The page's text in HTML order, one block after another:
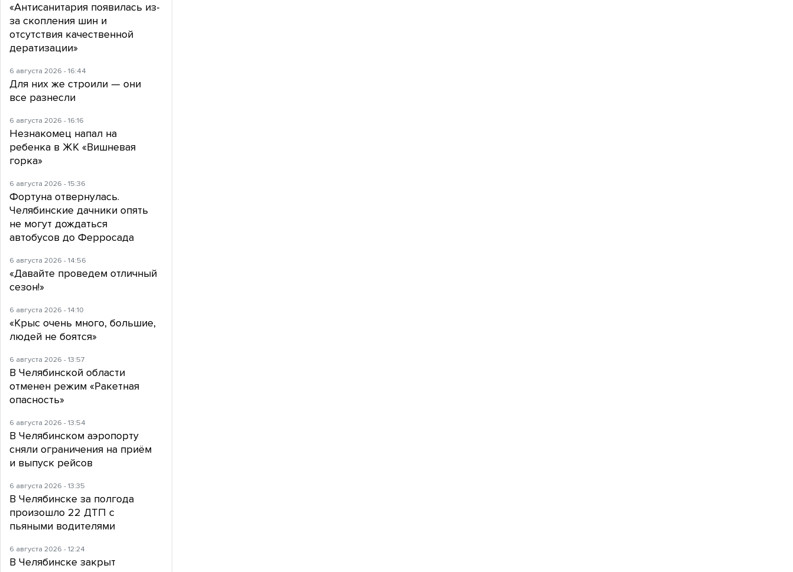
«Антисанитария появилась из-
за скопления шин и
отсутствия качественной
дератизации»
6 августа 2026 - 16:44
Для них же строили — они
все разнесли
6 августа 2026 - 16:16
Незнакомец напал на
ребенка в ЖК «Вишневая
горка»
6 августа 2026 - 15:36
Фортуна отвернулась.
Челябинские дачники опять
не могут дождаться
автобусов до Ферросада
6 августа 2026 - 14:56
«Давайте проведем отличный
сезон!»
6 августа 2026 - 14:10
«Крыс очень много, большие,
людей не боятся»
6 августа 2026 - 13:57
В Челябинской области
отменен режим «Ракетная
опасность»
6 августа 2026 - 13:54
В Челябинском аэропорту
сняли ограничения на приём
и выпуск рейсов
6 августа 2026 - 13:35
В Челябинске за полгода
произошло 22 ДТП с
пьяными водителями
6 августа 2026 - 12:24
В Челябинске закрыт